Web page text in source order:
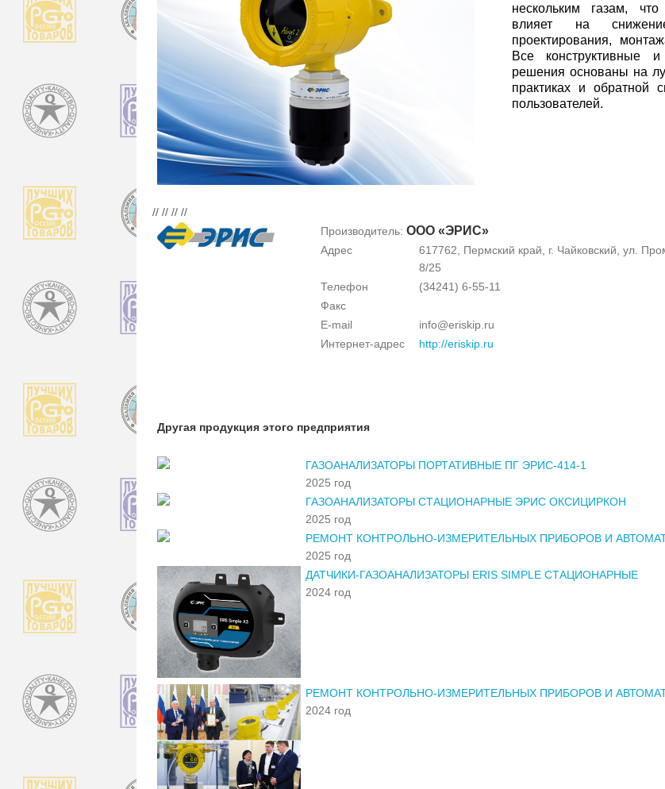
нескольким газам, что
влияет на
проектирования,
Все конструктивные
решения основаны на
практиках и обратной
пользователей.
// // // //
Производитель: ООО «ЭРИС»
Адрес
617762, Пермский край, г. Чайковский, ул.
8/25
Телефон
(34241) 6-55-11
Факс
E-mail
info@eriskip.ru
Интернет-адрес
http://eriskip.ru
Другая продукция этого предприятия
ГАЗОАНАЛИЗАТОРЫ ПОРТАТИВНЫЕ ПГ ЭРИС-414-1
2025 год
ГАЗОАНАЛИЗАТОРЫ СТАЦИОНАРНЫЕ ЭРИС ОКСИЦИРКОН
2025 год
РЕМОНТ КОНТРОЛЬНО-ИЗМЕРИТЕЛЬНЫХ ПРИБОРОВ И
2025 год
ДАТЧИКИ-ГАЗОАНАЛИЗАТОРЫ ERIS SIMPLE СТАЦИОНАРНЫЕ
2024 год
РЕМОНТ КОНТРОЛЬНО-ИЗМЕРИТЕЛЬНЫХ ПРИБОРОВ И
2024 год